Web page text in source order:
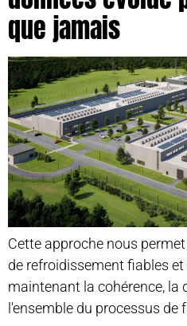
que jamais
Cette approche nous
de refroidissement fiables
maintenant la cohérence, la
l'ensemble du processus de